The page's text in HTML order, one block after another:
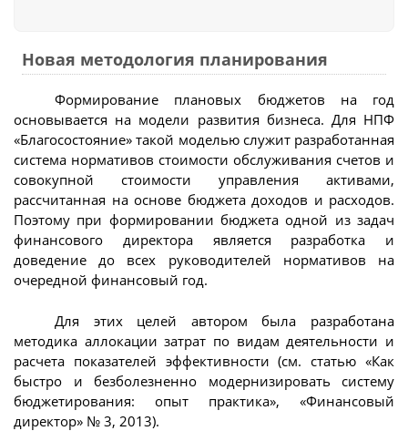
Новая методология планирования
Формирование плановых бюджетов на год
основывается на модели развития бизнеса. Для НПФ
«Благосостояние» такой моделью служит разработанная
система нормативов стоимости обслуживания счетов и
совокупной стоимости управления активами,
рассчитанная на основе бюджета доходов и расходов.
Поэтому при формировании бюджета одной из задач
финансового директора является разработка и
доведение до всех руководителей нормативов на
очередной финансовый год.
Для этих целей автором была разработана
методика аллокации затрат по видам деятельности и
расчета показателей эффективности (см. статью «Как
быстро и безболезненно модернизировать систему
бюджетирования: опыт практика», «Финансовый
директор» № 3, 2013).